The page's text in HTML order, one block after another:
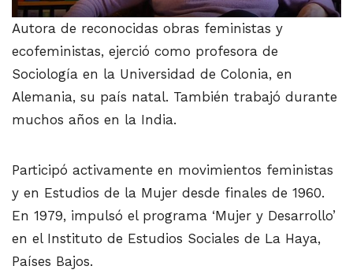
Autora de reconocidas obras feministas y
ecofeministas, ejerció como profesora de
Sociología en la Universidad de Colonia, en
Alemania, su país natal. También trabajó durante
muchos años en la India.
Participó activamente en movimientos feministas
y en Estudios de la Mujer desde finales de 1960.
En 1979, impulsó el programa ‘Mujer y Desarrollo’
en el Instituto de Estudios Sociales de La Haya,
Países Bajos.